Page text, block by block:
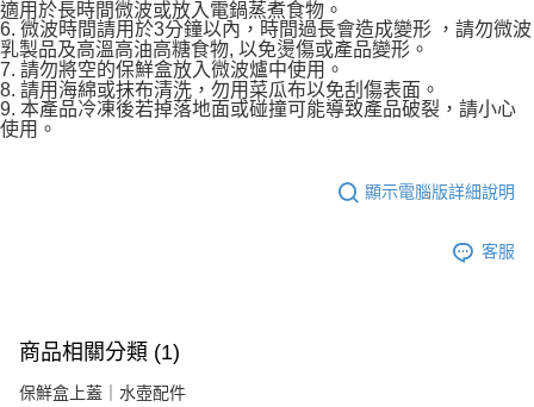
適用於長時間微波或放入電鍋蒸煮食物。
6. 微波時間請用於3分鐘以內，時間過長會造成變形 ，請勿微波
乳製品及高溫高油高糖食物, 以免燙傷或產品變形。
7. 請勿將空的保鮮盒放入微波爐中使用。
8. 請用海綿或抹布清洗，勿用菜瓜布以免刮傷表面。
9. 本產品冷凍後若掉落地面或碰撞可能導致產品破裂，請小心
使用。
顯示電腦版詳細說明
客服
商品相關分類 (1)
保鮮盒上蓋｜水壺配件